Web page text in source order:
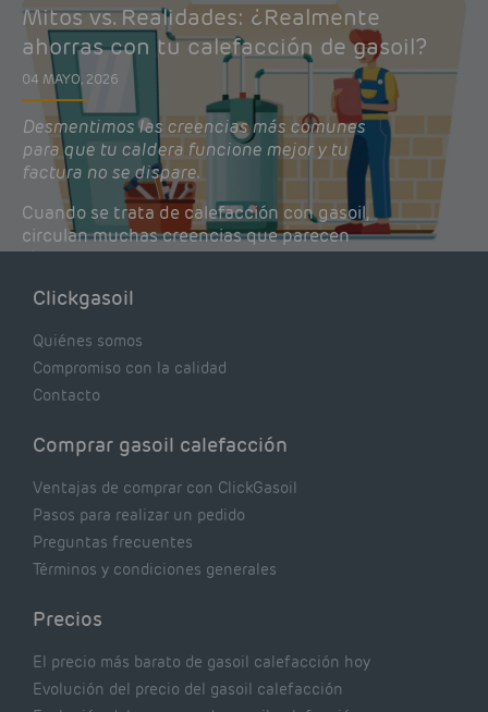
Mitos vs. Realidades: ¿Realmente
ahorras con tu calefacción de gasoil?
04 MAYO, 2026
Desmentimos las creencias más comunes
para que tu caldera funcione mejor y tu
factura no se dispare.
Cuando se trata de calefacción con gasoil,
circulan muchas creencias que parecen
lógicas pero que, en realidad, pueden estar
de tu caldera. Pocas se contrastan con lo que
Clickgasoil
Quiénes somos
Compromiso con la calidad
Contacto
Comprar gasoil calefacción
Ventajas de comprar con ClickGasoil
Pasos para realizar un pedido
Preguntas frecuentes
Términos y condiciones generales
Precios
El precio más barato de gasoil calefacción hoy
Evolución del precio del gasoil calefacción